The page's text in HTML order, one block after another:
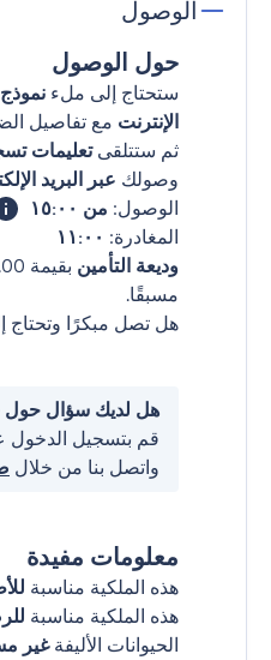
الوصول
حول الوصول
ستحتاج إلى ملء
الإنترنت مع تفاصيل
ثم ستتلقىتعليمات
وصولك عبر البريد
الوصول: من ١٥:٠٠
المغادرة: ١١:٠٠
وديعة التأمين
مسبقًا.
هل تصل مبكرًا وتحتاج
هل لديك سؤال
قم بتسجيل الدخول
واتصل بنا من خلال
معلومات مفيدة
هذه الملكية مناسبة
هذه الملكية مناسبة
الحيوانات الأليفةغير